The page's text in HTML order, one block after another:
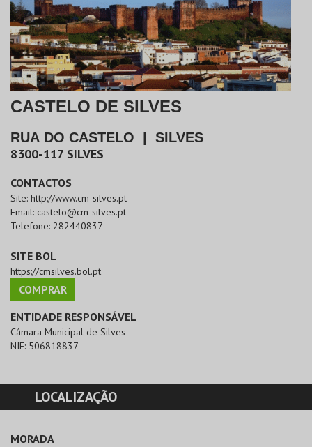
CASTELO DE SILVES
RUA DO CASTELO SILVES
8300-117 SILVES
CONTACTOS
Site: http://www.cm-silves.pt
Email: castelo@cm-silves.pt
Telefone: 282440837
SITE BOL
https://cmsilves.bol.pt
COMPRAR
ENTIDADE RESPONSÁVEL
Câmara Municipal de Silves
NIF: 506818837
LOCALIZAÇÃO
MORADA